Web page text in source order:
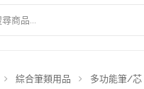
綜合筆類用品 多功能筆/芯